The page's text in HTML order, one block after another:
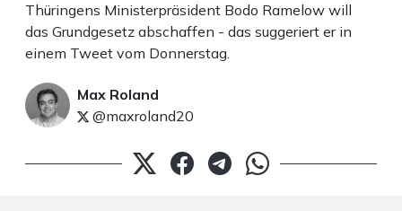
Thüringens Ministerpräsident Bodo Ramelow will
das Grundgesetz abschaffen - das suggeriert er in
einem Tweet vom Donnerstag.
Max Roland
@maxroland20